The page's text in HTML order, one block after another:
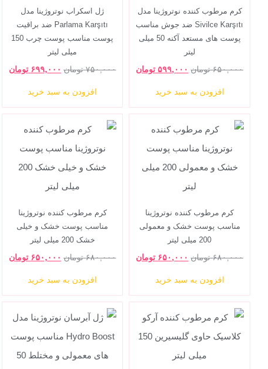
کرم مرطوب کننده نوتروژینا مدل
Sivilce Karşıtı ضد جوش مناسب
پوست های مستعد آکنه 50 میلی
لیتر
۶۵۰,۰۰۰ تومان ۵۹۹,۰۰۰ تومان
افزودن به سبد خرید
ژل اسکراب نوتروژینا مدل
Parlama Karşıtı ضد براقیت
پوست مناسب پوست چرب 150
میلی لیتر
۷۵۰,۰۰۰ تومان ۶۹۹,۰۰۰ تومان
افزودن به سبد خرید
کرم مرطوب کننده نوتروژینا
مناسب پوست خشک و معمولی
200 میلی لیتر
۶۸۰,۰۰۰ تومان ۶۵۰,۰۰۰ تومان
افزودن به سبد خرید
کرم مرطوب کننده نوتروژینا
مناسب پوست خشک و خیلی
خشک 200 میلی لیتر
۶۸۰,۰۰۰ تومان ۶۵۰,۰۰۰ تومان
افزودن به سبد خرید